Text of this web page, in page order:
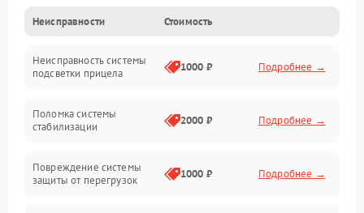
Механические повреждения
Неисправность фокусировки и оптики
Электропитание
Неисправности Стоимость
Неисправность системы
подсветки прицела
1000 ₽ Подробнее →
Поломка системы
стабилизации
2000 ₽ Подробнее →
Повреждение системы
защиты от перегрузок
1000 ₽ Подробнее →